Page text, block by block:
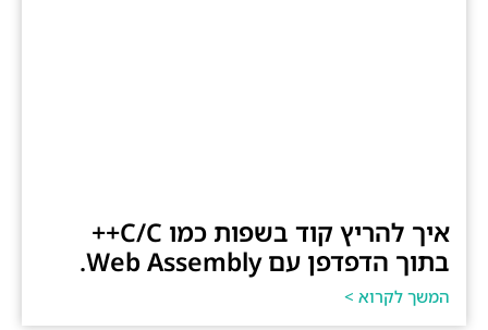
איך להריץ קוד בשפות כמו C/C++
בתוך הדפדפן עם Web Assembly.
המשך לקרוא >